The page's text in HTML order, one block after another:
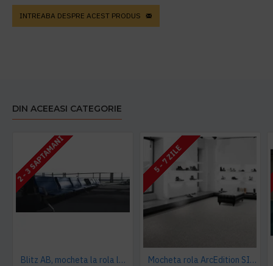
INTREABA DESPRE ACEST PRODUS
DIN ACEEASI CATEGORIE
2 - 3 SAPTAMANI
Blitz AB, mocheta la rola latime 4 m, Balta Industries
5 - 7 ZILE
Mocheta rola ArcEdition SIRIOUS AB